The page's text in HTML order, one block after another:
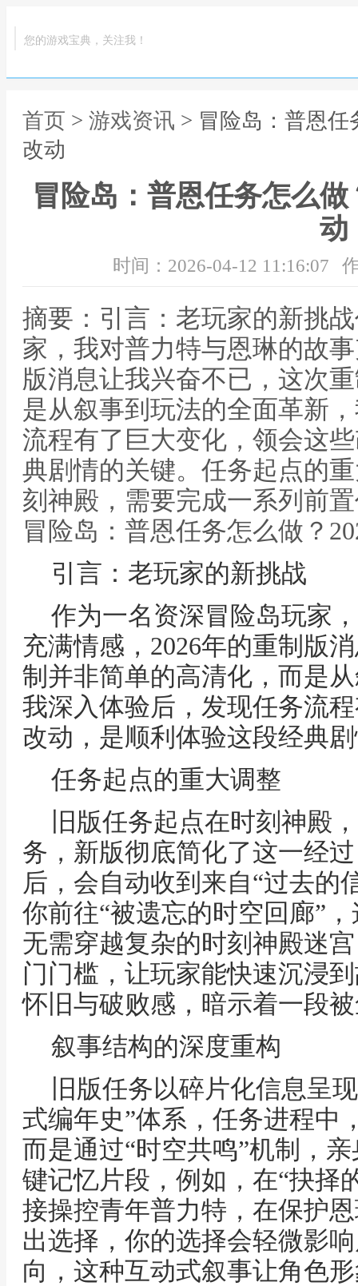
您的游戏宝典，关注我！
首页 > 游戏资讯 > 冒险岛：普恩任
改动
冒险岛：普恩任务怎么
动
时间：2026-04-12 11:16:07
摘要：引言：老玩家的新挑
家，我对普力特与恩琳的故
版消息让我兴奋不已，这次
是从叙事到玩法的全面革新
流程有了巨大变化，领会这
典剧情的关键。任务起点的
刻神殿，需要完成一系列前
冒险岛：普恩任务怎么做？
引言：老玩家的新挑战
作为一名资深冒险岛玩家
充满情感，2026年的重制版
制并非简单的高清化，而是
我深入体验后，发现任务流
改动，是顺利体验这段经典
任务起点的重大调整
旧版任务起点在时刻神殿
务，新版彻底简化了这一经
后，会自动收到来自“过去的
你前往“被遗忘的时空回廊”
无需穿越复杂的时刻神殿迷
门门槛，让玩家能快速沉浸
怀旧与破败感，暗示着一段
叙事结构的深度重构
旧版任务以碎片化信息呈
式编年史”体系，任务进程中
而是通过“时空共鸣”机制，
键记忆片段，例如，在“抉择
接操控青年普力特，在保护
出选择，你的选择会轻微影
向，这种互动式叙事让角色